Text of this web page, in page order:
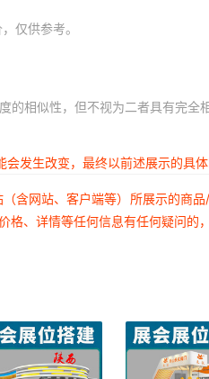
仅供参考。
的相似性，但不视为二者具有完全
发生改变，最终以前述展示的具
含网站、客户端等）所展示的
、详情等任何信息有任何疑问